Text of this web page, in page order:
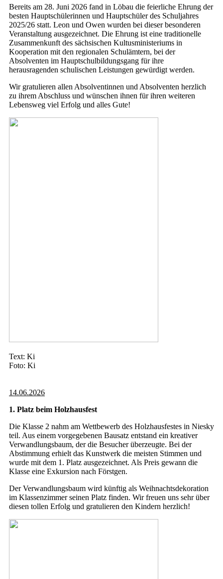
Bereits am 28. Juni 2026 fand in Löbau die feierliche Ehrung der
besten Hauptschülerinnen und Hauptschüler des Schuljahres
2025/26 statt. Leon und Owen wurden bei dieser besonderen
Veranstaltung ausgezeichnet. Die Ehrung ist eine traditionelle
Zusammenkunft des sächsischen Kultusministeriums in
Kooperation mit den regionalen Schulämtern, bei der
Absolventen im Hauptschulbildungsgang für ihre
herausragenden schulischen Leistungen gewürdigt werden.
Wir gratulieren allen Absolventinnen und Absolventen herzlich
zu ihrem Abschluss und wünschen ihnen für ihren weiteren
Lebensweg viel Erfolg und alles Gute!
Text: Ki
Foto: Ki
14.06.2026
1. Platz beim Holzhausfest
Die Klasse 2 nahm am Wettbewerb des Holzhausfestes in Niesky
teil. Aus einem vorgegebenen Bausatz entstand ein kreativer
Verwandlungsbaum, der die Besucher überzeugte. Bei der
Abstimmung erhielt das Kunstwerk die meisten Stimmen und
wurde mit dem 1. Platz ausgezeichnet. Als Preis gewann die
Klasse eine Exkursion nach Förstgen.
Der Verwandlungsbaum wird künftig als Weihnachtsdekoration
im Klassenzimmer seinen Platz finden. Wir freuen uns sehr über
diesen tollen Erfolg und gratulieren den Kindern herzlich!